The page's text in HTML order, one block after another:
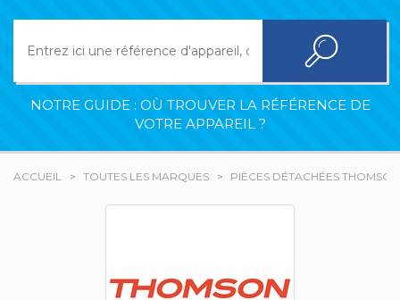
NOTRE GUIDE : OÙ TROUVER LA RÉFÉRENCE DE
VOTRE APPAREIL ?
ACCUEIL TOUTES LES MARQUES PIÈCES DÉTACHÉES THOMSON